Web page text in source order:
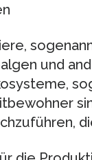
und